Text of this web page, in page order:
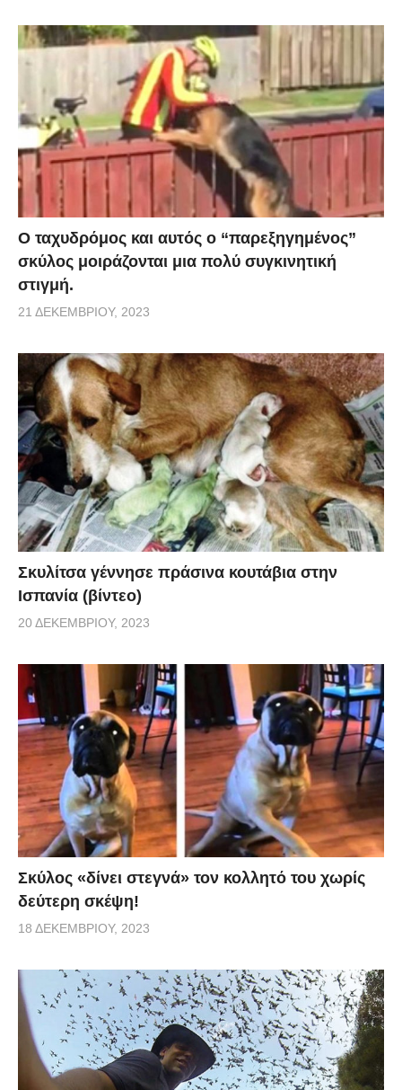
Ο ταχυδρόμος και αυτός ο “παρεξηγημένος”
σκύλος μοιράζονται μια πολύ συγκινητική
στιγμή.
21 ΔΕΚΕΜΒΡΊΟΥ, 2023
Σκυλίτσα γέννησε πράσινα κουτάβια στην
Ισπανία (βίντεο)
20 ΔΕΚΕΜΒΡΊΟΥ, 2023
Σκύλος «δίνει στεγνά» τον κολλητό του χωρίς
δεύτερη σκέψη!
18 ΔΕΚΕΜΒΡΊΟΥ, 2023